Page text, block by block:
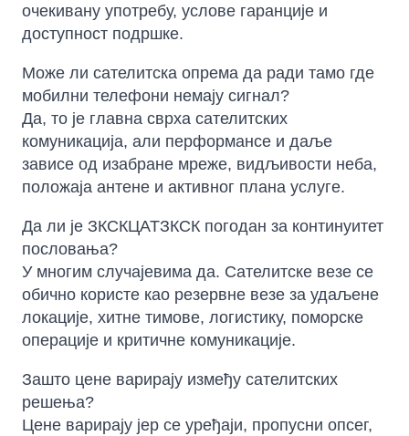
очекивану употребу, услове гаранције и
доступност подршке.
Може ли сателитска опрема да ради тамо где
мобилни телефони немају сигнал?
Да, то је главна сврха сателитских
комуникација, али перформансе и даље
зависе од изабране мреже, видљивости неба,
положаја антене и активног плана услуге.
Да ли је ЗКСКЦАТЗКСК погодан за континуитет
пословања?
У многим случајевима да. Сателитске везе се
обично користе као резервне везе за удаљене
локације, хитне тимове, логистику, поморске
операције и критичне комуникације.
Зашто цене варирају између сателитских
решења?
Цене варирају јер се уређаји, пропусни опсег,